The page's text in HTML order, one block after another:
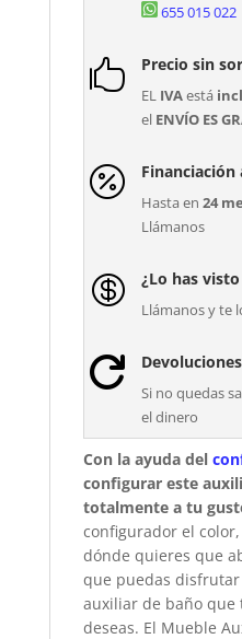
655 015 022
 Precio sin
EL IVAestá
el ENVÍO ES
 Financiación
Hasta en 24
Llámanos
 ¿Lo has
Llámanos y te
 Devoluciones
Si no quedas
el dinero
Con la ayuda del
configurar este
totalmente a tu
configurador el
dónde quieres que
que puedas
auxiliar de baño que
deseas. El Mueble